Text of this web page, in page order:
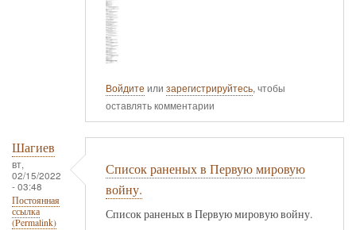
Войдите или зарегистрируйтесь, чтобы
оставлять комментарии
Шагиев
вт,
02/15/2022
- 03:48
Постоянная
ссылка
(Permalink)
Список раненых в Первую мировую
войну.
Список раненых в Первую мировую войну.